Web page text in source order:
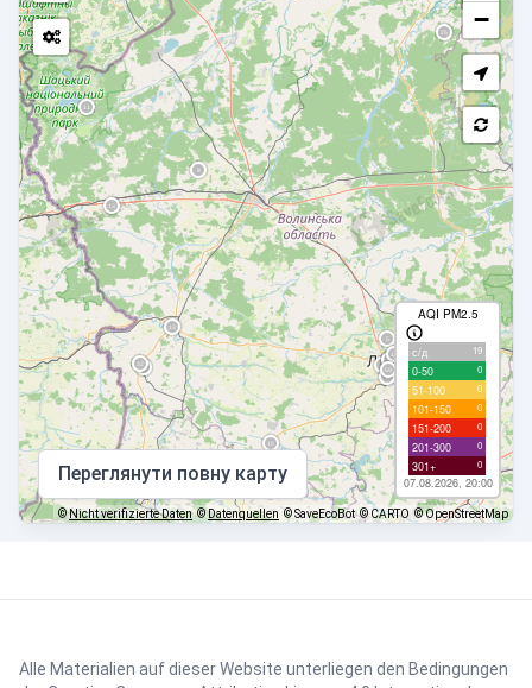
−
AQI PM2.5
с/д 19
0-50 0
51-100 0
101-150 0
151-200 0
201-300 0
301+ 0
07.08.2026, 20:00
Переглянути повну карту
©Nicht verifizierte Daten ©Datenquellen © SaveEcoBot © CARTO © OpenStreetMap
Alle Materialien auf dieser Website unterliegen den Bedingungen